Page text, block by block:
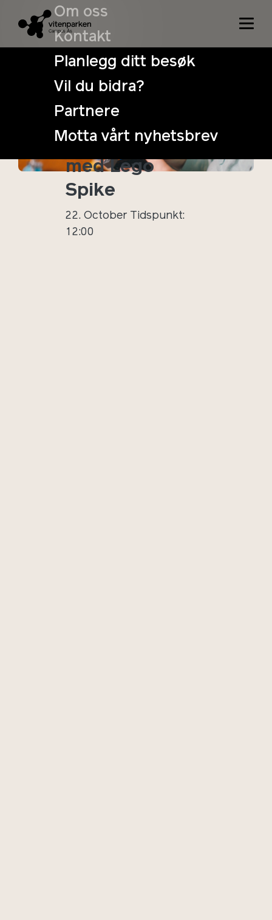
Om oss
Kontakt
Planlegg ditt besøk
Vil du bidra?
Partnere
Motta vårt nyhetsbrev
Helgeaktivitet
for barn: bygg
og programmér
med Lego
Spike
22. October Tidspunkt:
12:00